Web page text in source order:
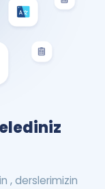
, derslerimizin